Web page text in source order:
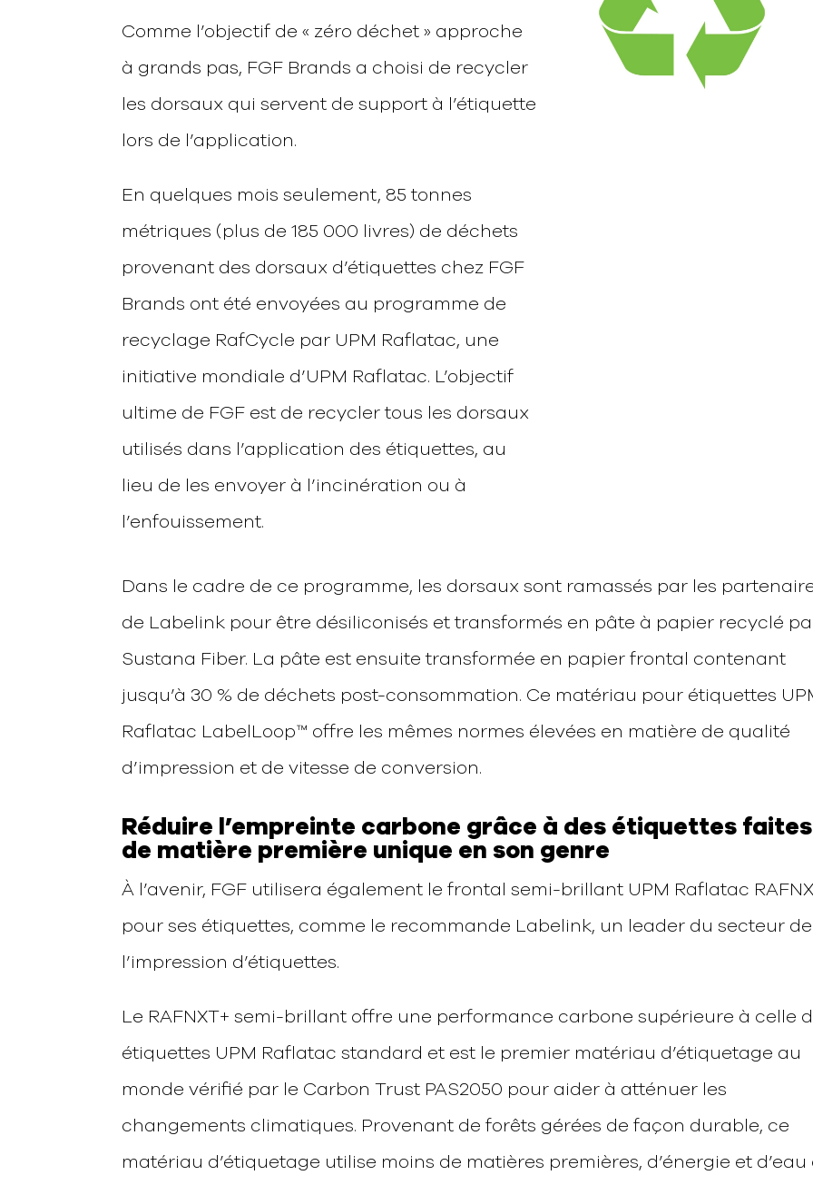
Comme l’objectif de « zéro déchet » approche
à grands pas, FGF Brands a choisi de recycler
les dorsaux qui servent de support à l’étiquette
lors de l’application.
En quelques mois seulement, 85 tonnes
métriques (plus de 185 000 livres) de déchets
provenant des dorsaux d’étiquettes chez FGF
Brands ont été envoyées au programme de
recyclage RafCycle par UPM Raflatac, une
initiative mondiale d’UPM Raflatac. L’objectif
ultime de FGF est de recycler tous les dorsaux
utilisés dans l’application des étiquettes, au
lieu de les envoyer à l’incinération ou à
l’enfouissement.
Dans le cadre de ce programme, les dorsaux sont ramassés par les
de Labelink pour être désiliconisés et transformés en pâte à papier recyclé
Sustana Fiber. La pâte est ensuite transformée en papier frontal contenant
jusqu’à 30 % de déchets post-consommation. Ce matériau pour étiquettes
Raflatac LabelLoop™ offre les mêmes normes élevées en matière de qualité
d’impression et de vitesse de conversion.
Réduire l’empreinte carbone grâce à des étiquettes faites
de matière première unique en son genre
À l’avenir, FGF utilisera également le frontal semi-brillant UPM Raflatac
pour ses étiquettes, comme le recommande Labelink, un leader du secteur de
l’impression d’étiquettes.
Le RAFNXT+ semi-brillant offre une performance carbone supérieure à celle
étiquettes UPM Raflatac standard et est le premier matériau d’étiquetage au
monde vérifié par le Carbon Trust PAS2050 pour aider à atténuer les
changements climatiques. Provenant de forêts gérées de façon durable, ce
matériau d’étiquetage utilise moins de matières premières, d’énergie et d’eau